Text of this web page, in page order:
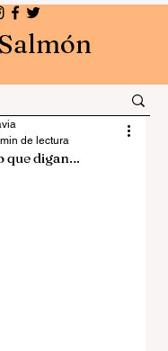
que digan…
de lectura